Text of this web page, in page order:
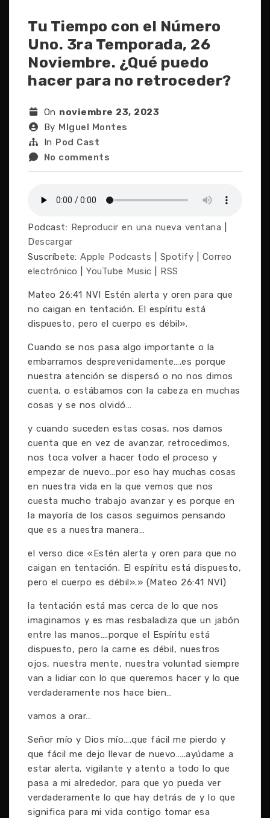
Tu Tiempo con el Número
Uno. 3ra Temporada, 26
Noviembre. ¿Qué puedo
hacer para no retroceder?
On noviembre 23, 2023
By MIguel Montes
In Pod Cast
No comments
Podcast: Reproducir en una nueva ventana
Descargar
Suscríbete: Apple Podcasts Spotify
Correo
electrónico
YouTube Music RSS
Mateo 26:41 NVI Estén alerta y oren para que
no caigan en tentación. El espíritu está
dispuesto, pero el cuerpo es débil».
Cuando se nos pasa algo importante o la
embarramos desprevenidamente….es porque
nuestra atención se dispersó o no nos dimos
cuenta, o estábamos con la cabeza en muchas
cosas y se nos olvidó…
y cuando suceden estas cosas, nos damos
cuenta que en vez de avanzar, retrocedimos,
nos toca volver a hacer todo el proceso y
empezar de nuevo…por eso hay muchas cosas
en nuestra vida en la que vemos que nos
cuesta mucho trabajo avanzar y es porque en
la mayoría de los casos seguimos pensando
que es a nuestra manera…
el verso dice «Estén alerta y oren para que no
caigan en tentación. El espíritu está dispuesto,
pero el cuerpo es débil».» (Mateo 26:41 NVI)
la tentación está mas cerca de lo que nos
imaginamos y es mas resbaladiza que un jabón
entre las manos….porque el Espíritu está
dispuesto, pero la carne es débil, nuestros
ojos, nuestra mente, nuestra voluntad siempre
van a lidiar con lo que queremos hacer y lo que
verdaderamente nos hace bien…
vamos a orar…
Señor mío y Dios mío….que fácil me pierdo y
que fácil me dejo llevar de nuevo…..ayúdame a
estar alerta, vigilante y atento a todo lo que
pasa a mi alrededor, para que yo pueda ver
verdaderamente lo que hay detrás de y lo que
significa para mi vida contigo tomar esa